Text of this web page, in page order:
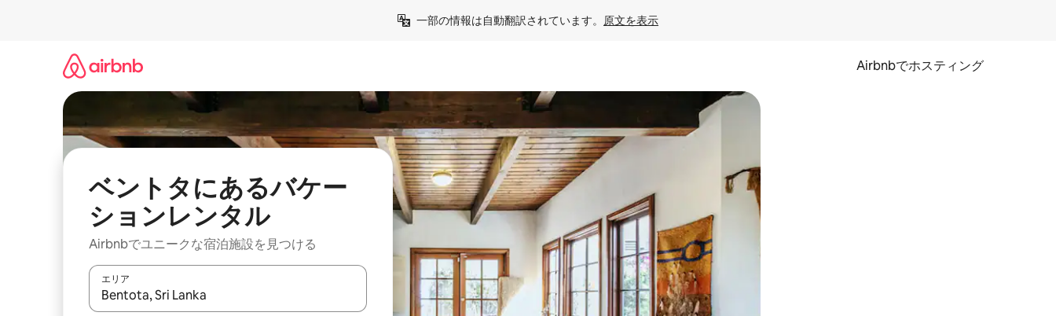
一部の情報は自動翻訳されています。 原文を表示
Airbnbでホスティング
ベントタにあるバケー
ションレンタル
Airbnbでユニークな宿泊施設を見つける
エリア
検索結果が表示されたら、上下の矢印キーを使って移動するか、画面をタッチまたはスワイプして検索結果を確認することができます。